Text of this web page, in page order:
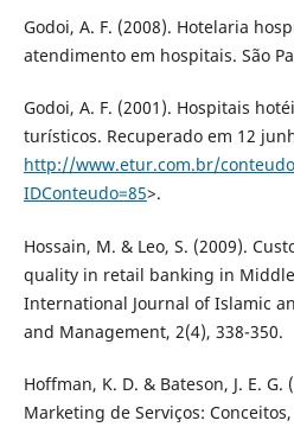
Godoi, A. F. (2008). Hotelaria
atendimento em hospitais. São
Godoi, A. F. (2001). Hospitais
turísticos. Recuperado em 12
http://www.etur.com.br/
IDConteudo=85>.
Hossain, M. & Leo, S. (2009).
quality in retail banking in Middle
International Journal of Islamic
and Management, 2(4), 338-350.
Hoffman, K. D. & Bateson, J. E.
Marketing de Serviços: